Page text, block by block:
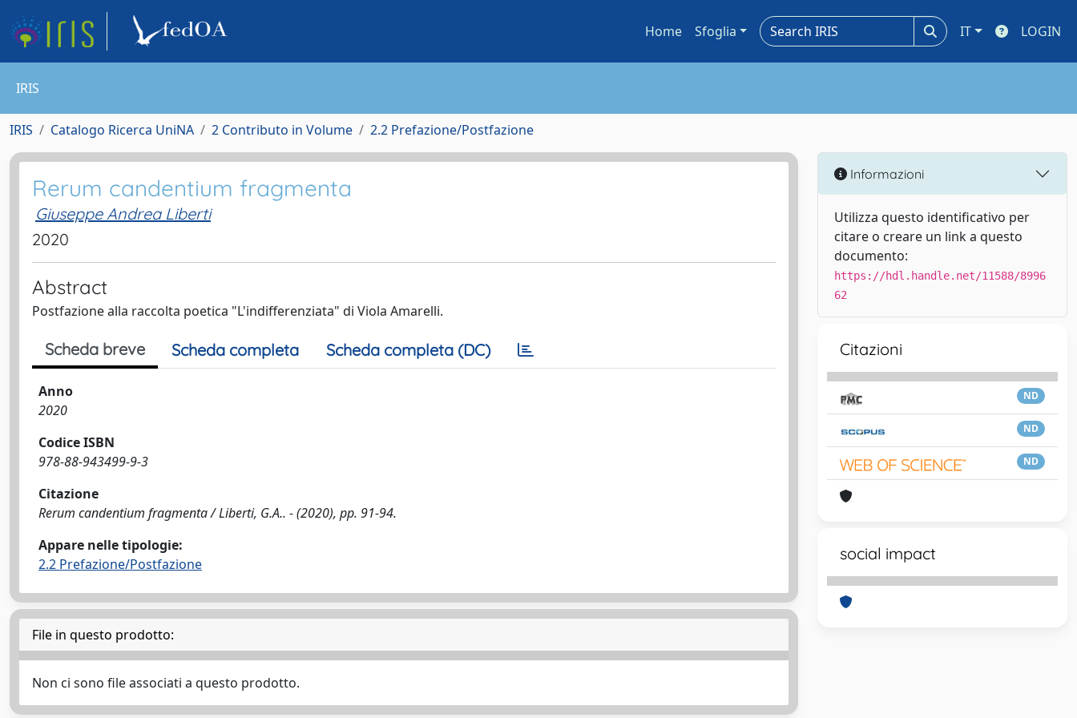
Home Sfoglia IT LOGIN
IRIS
IRIS Catalogo Ricerca UniNA 2 Contributo in Volume 2.2 Prefazione/Postfazione
Rerum candentium fragmenta
Giuseppe Andrea Liberti
2020
Abstract
Postfazione alla raccolta poetica "L'indifferenziata" di Viola Amarelli.
Scheda breve Scheda completa Scheda completa (DC)
Anno
2020
Codice ISBN
978-88-943499-9-3
Citazione
Rerum candentium fragmenta / Liberti, G.A.. - (2020), pp. 91-94.
Appare nelle tipologie:
2.2 Prefazione/Postfazione
File in questo prodotto:
Non ci sono file associati a questo prodotto.
Informazioni
Utilizza questo identificativo per
citare o creare un link a questo
documento:
https://hdl.handle.net/11588/8996
62
Citazioni
ND
ND
ND
social impact